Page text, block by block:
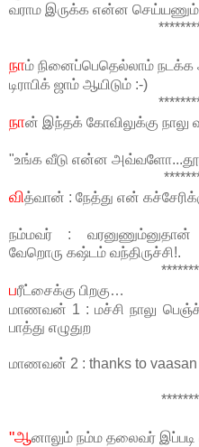
வராம இருக்க என்ன செய்யணும்
நாம் நினைப்பெதெல்லாம்
டிராபிக் ஜாம் ஆயிடும் :-)
நான் இந்தக் கோவிலுக்கு நாலு
"உங்க வீடு என்ன
வித்வான் : நேத்து என்
நம்மவர் : வரனுணும்னுதான்
வேறொரு கஷ்டம் வந்திருச்சி!.
பரீட்சைக்கு பிறகு…
மாணவன் 1 : மச்சி நாலு பெஞ்ச்
பாத்து எழுதுற
மாணவன் 2 : thanks to vaasan
"ஆனாலும் நம்ம தலைவர் இப்படி